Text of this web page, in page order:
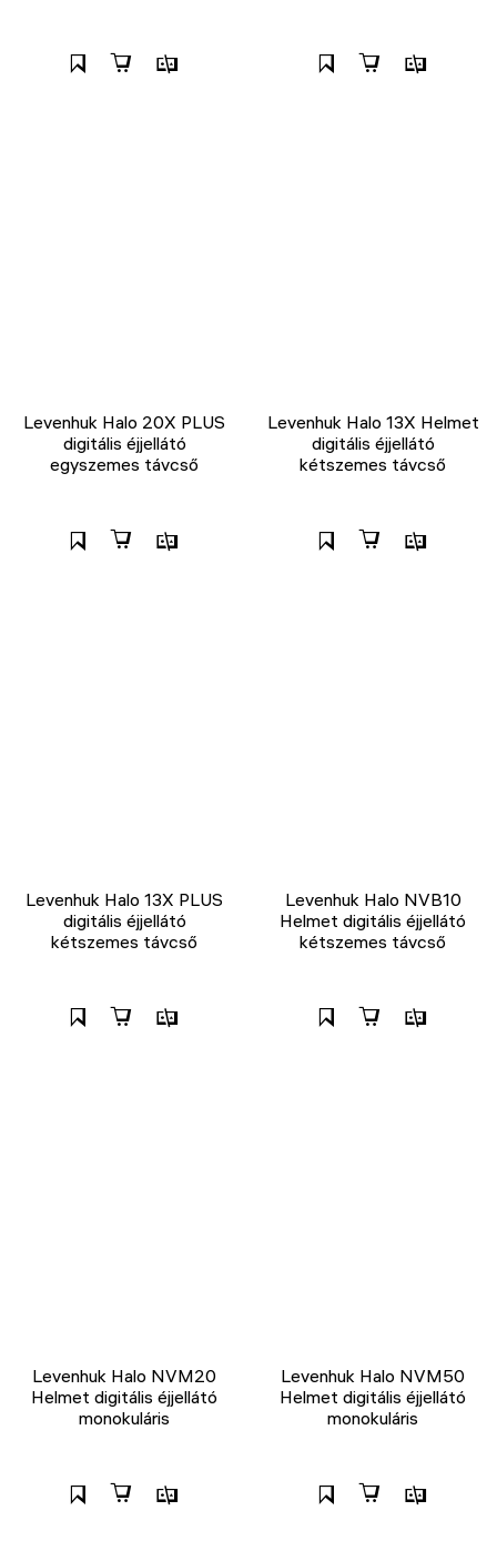
Levenhuk Halo 20X PLUS
digitális éjjellátó
egyszemes távcső
Levenhuk Halo 13X Helmet
digitális éjjellátó
kétszemes távcső
Levenhuk Halo 13X PLUS
digitális éjjellátó
kétszemes távcső
Levenhuk Halo NVB10
Helmet digitális éjjellátó
kétszemes távcső
Levenhuk Halo NVM20
Helmet digitális éjjellátó
monokuláris
Levenhuk Halo NVM50
Helmet digitális éjjellátó
monokuláris